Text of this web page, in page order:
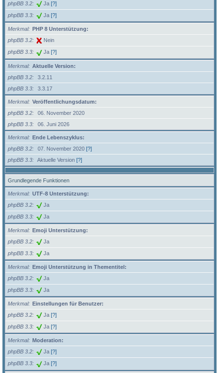
phpBB 3.2
Ja [?]
phpBB 3.3 Ja [?]
Merkmal
PHP 8 Unterstützung:
phpBB 3.2
Nein
phpBB 3.3 Ja [?]
Merkmal
Aktuelle Version:
phpBB 3.2
3.2.11
phpBB 3.3
3.3.17
Merkmal
Veröffentlichungsdatum:
phpBB 3.2
06. November 2020
phpBB 3.3
06. Juni 2026
Merkmal
Ende Lebenszyklus:
phpBB 3.2
07. November 2020 [?]
phpBB 3.3
Aktuelle Version [?]
Grundlegende Funktionen
Merkmal
UTF-8 Unterstützung:
phpBB 3.2
Ja
phpBB 3.3 Ja
Merkmal
Emoji Unterstützung:
phpBB 3.2
Ja
phpBB 3.3 Ja
Merkmal
Emoji Unterstützung in Thementitel:
phpBB 3.2
Ja
phpBB 3.3 Ja
Merkmal
Einstellungen für Benutzer:
phpBB 3.2
Ja [?]
phpBB 3.3 Ja [?]
Merkmal
Moderation:
phpBB 3.2
Ja [?]
phpBB 3.3 Ja [?]